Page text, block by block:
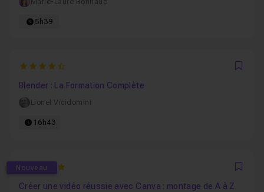
Marie-Laure Bonnaud
5h39
4.9302325581395
Blender : La Formation Complète
Lionel Vicidomini
16h43
Nouveau
5
Créer une vidéo réussie avec Canva : montage de A à Z